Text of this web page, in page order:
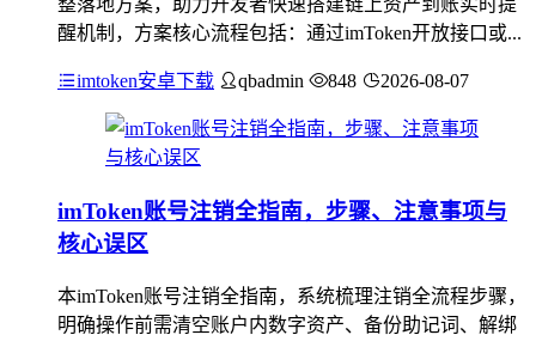
整落地方案，助力开发者快速搭建链上资产到账实时提
醒机制，方案核心流程包括：通过imToken开放接口或...
imtoken安卓下载 qbadmin 848 2026-08-07
imToken账号注销全指南，步骤、注意事项与
核心误区
本imToken账号注销全指南，系统梳理注销全流程步骤，
明确操作前需清空账户内数字资产、备份助记词、解绑